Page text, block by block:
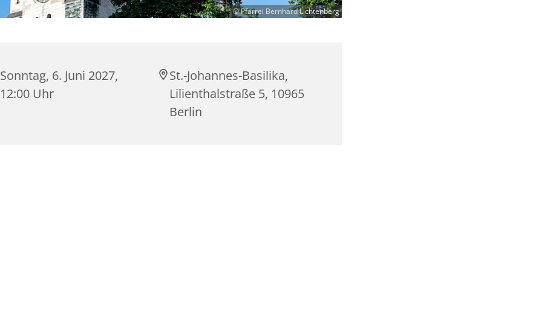
© Pfarrei Bernhard Lichtenberg
Sonntag, 6. Juni 2027,
12:00 Uhr
St.-Johannes-Basilika,
Lilienthalstraße 5, 10965
Berlin